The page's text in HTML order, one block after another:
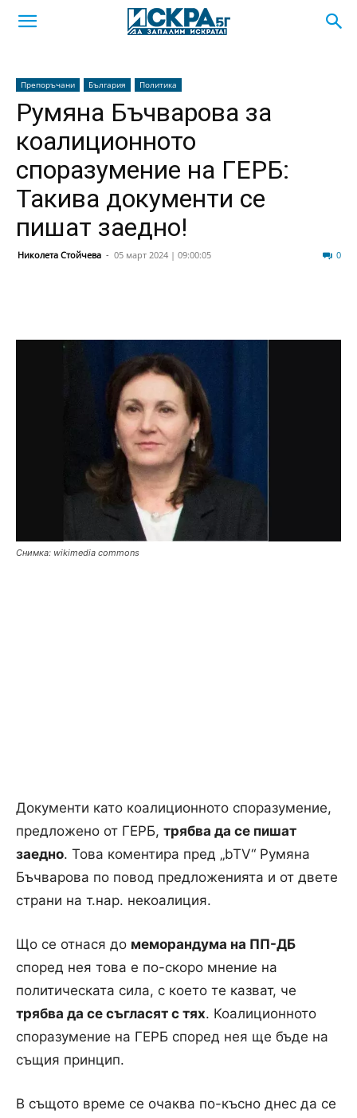
Препоръчани България Политика
Румяна Бъчварова за
коалиционното
споразумение на ГЕРБ:
Такива документи се
пишат заедно!
Николета Стойчева - 05 март 2024 | 09:00:05 0
Снимка: wikimedia commons
Документи като коалиционното споразумение,
предложено от ГЕРБ, трябва да се пишат
заедно. Това коментира пред „bTV“ Румяна
Бъчварова по повод предложенията и от двете
страни на т.нар. некоалиция.
Що се отнася до меморандума на ПП-ДБ
според нея това е по-скоро мнение на
политическата сила, с което те казват, че
трябва да се съгласят с тях. Коалиционното
споразумение на ГЕРБ според нея ще бъде на
същия принцип.
В същото време се очаква по-късно днес да се